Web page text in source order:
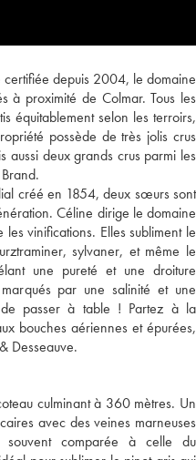
certifiée depuis 2004, le domaine
à proximité de Colmar. Tous les
équitablement selon les terroirs,
possède de très jolis crus
aussi deux grands crus parmi les
créé en 1854, deux sœurs sont
Céline dirige le domaine
vinifications. Elles subliment le
sylvaner, et même le
une pureté et une droiture
par une salinité et une
passer à table ! Partez à la
bouches aériennes et épurées,
Desseauve.
culminant à 360 mètres. Un
avec des veines marneuses
comparée à celle du